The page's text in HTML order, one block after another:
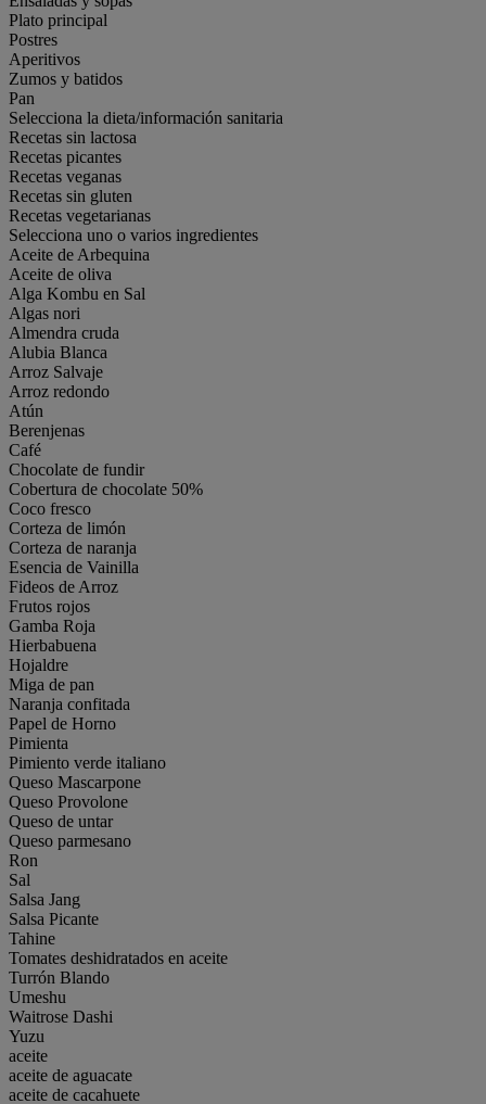
Plato principal
Postres
Aperitivos
Zumos y batidos
Pan
Selecciona la dieta/información sanitaria
Recetas sin lactosa
Recetas picantes
Recetas veganas
Recetas sin gluten
Recetas vegetarianas
Selecciona uno o varios ingredientes
Aceite de Arbequina
Aceite de oliva
Alga Kombu en Sal
Algas nori
Almendra cruda
Alubia Blanca
Arroz Salvaje
Arroz redondo
Atún
Berenjenas
Café
Chocolate de fundir
Cobertura de chocolate 50%
Coco fresco
Corteza de limón
Corteza de naranja
Esencia de Vainilla
Fideos de Arroz
Frutos rojos
Gamba Roja
Hierbabuena
Hojaldre
Miga de pan
Naranja confitada
Papel de Horno
Pimienta
Pimiento verde italiano
Queso Mascarpone
Queso Provolone
Queso de untar
Queso parmesano
Ron
Sal
Salsa Jang
Salsa Picante
Tahine
Tomates deshidratados en aceite
Turrón Blando
Umeshu
Waitrose Dashi
Yuzu
aceite
aceite de aguacate
aceite de cacahuete